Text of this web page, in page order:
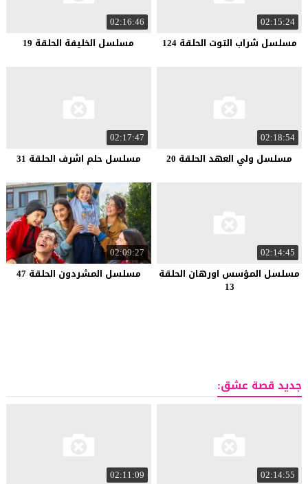
02:15:24
مسلسل شراب التوت الحلقة 124
02:16:46
مسلسل الخليفة الحلقة 19
02:18:54
مسلسل ولي العهد الحلقة 20
02:17:47
مسلسل حلم اشرف الحلقة 31
02:14:45
مسلسل المؤسس اورهان الحلقة
13
02:09:27
مسلسل المشردون الحلقة 47
جديد قصة عشق:
02:14:55
02:11:09